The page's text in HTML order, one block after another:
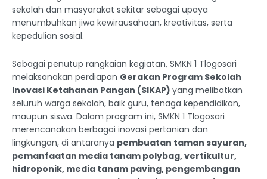
sekolah dan masyarakat sekitar sebagai upaya
menumbuhkan jiwa kewirausahaan, kreativitas, serta
kepedulian sosial.
Sebagai penutup rangkaian kegiatan, SMKN 1 Tlogosari
melaksanakan perdiapan Gerakan Program Sekolah
Inovasi Ketahanan Pangan (SIKAP) yang melibatkan
seluruh warga sekolah, baik guru, tenaga kependidikan,
maupun siswa. Dalam program ini, SMKN 1 Tlogosari
merencanakan berbagai inovasi pertanian dan
lingkungan, di antaranya pembuatan taman sayuran,
pemanfaatan media tanam polybag, vertikultur,
hidroponik, media tanam paving, pengembangan